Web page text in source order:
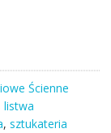
Ścienne
listwa
, sztukateria